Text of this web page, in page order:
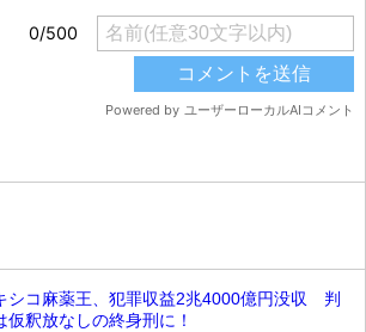
シコ麻薬王、犯罪収益2兆4000億円没収 判
仮釈放なしの終身刑に！